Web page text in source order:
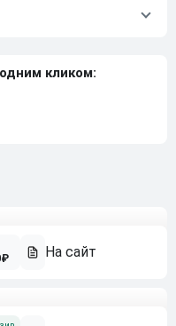
кликом: